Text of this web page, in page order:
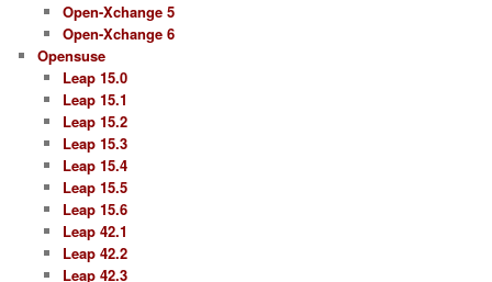
Open-Xchange 5
Open-Xchange 6
Opensuse
Leap 15.0
Leap 15.1
Leap 15.2
Leap 15.3
Leap 15.4
Leap 15.5
Leap 15.6
Leap 42.1
Leap 42.2
Leap 42.3